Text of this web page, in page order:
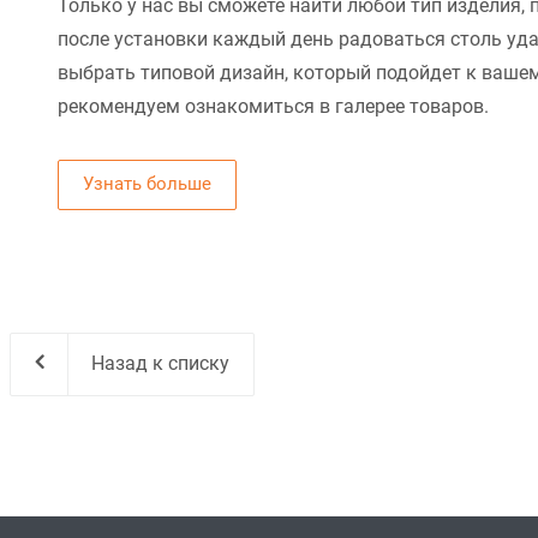
Только у нас вы сможете найти любой тип
после установки каждый день радоваться столь
выбрать типовой дизайн, который подойдет к
рекомендуем ознакомиться в галерее товаров.
Узнать больше
Назад к списку